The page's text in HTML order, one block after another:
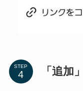
STEP 「追加